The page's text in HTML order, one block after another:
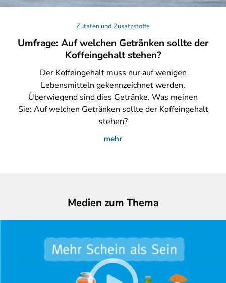
Zutaten und Zusatzstoffe
Umfrage: Auf welchen Getränken sollte der
Koffeingehalt stehen?
DerKoffeingehalt muss nur auf wenigen
Lebensmitteln gekennzeichnet werden.
Überwiegend sind dies Getränke. Was meinen
Sie: Auf welchen Getränken sollte der Koffeingehalt
stehen?
mehr
Medien zum Thema